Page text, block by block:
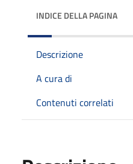
INDICE DELLA PAGINA
Descrizione
A cura di
Contenuti correlati